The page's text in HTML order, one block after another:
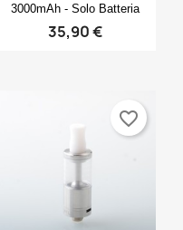
3000mAh - Solo Batteria
35,90 €
favorite_border